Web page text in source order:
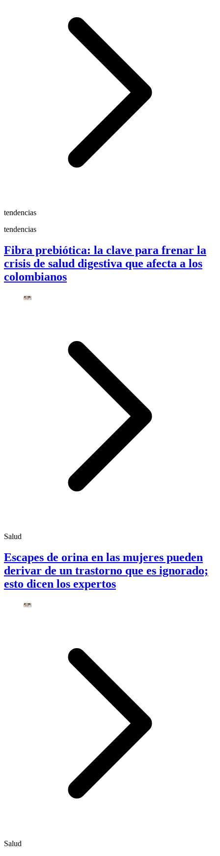
tendencias
tendencias
Fibra prebiótica: la clave para frenar la
crisis de salud digestiva que afecta a los
colombianos
Salud
Escapes de orina en las mujeres pueden
derivar de un trastorno que es ignorado;
esto dicen los expertos
Salud